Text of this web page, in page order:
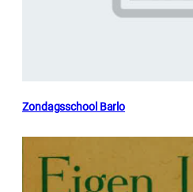
Zondagsschool Barlo